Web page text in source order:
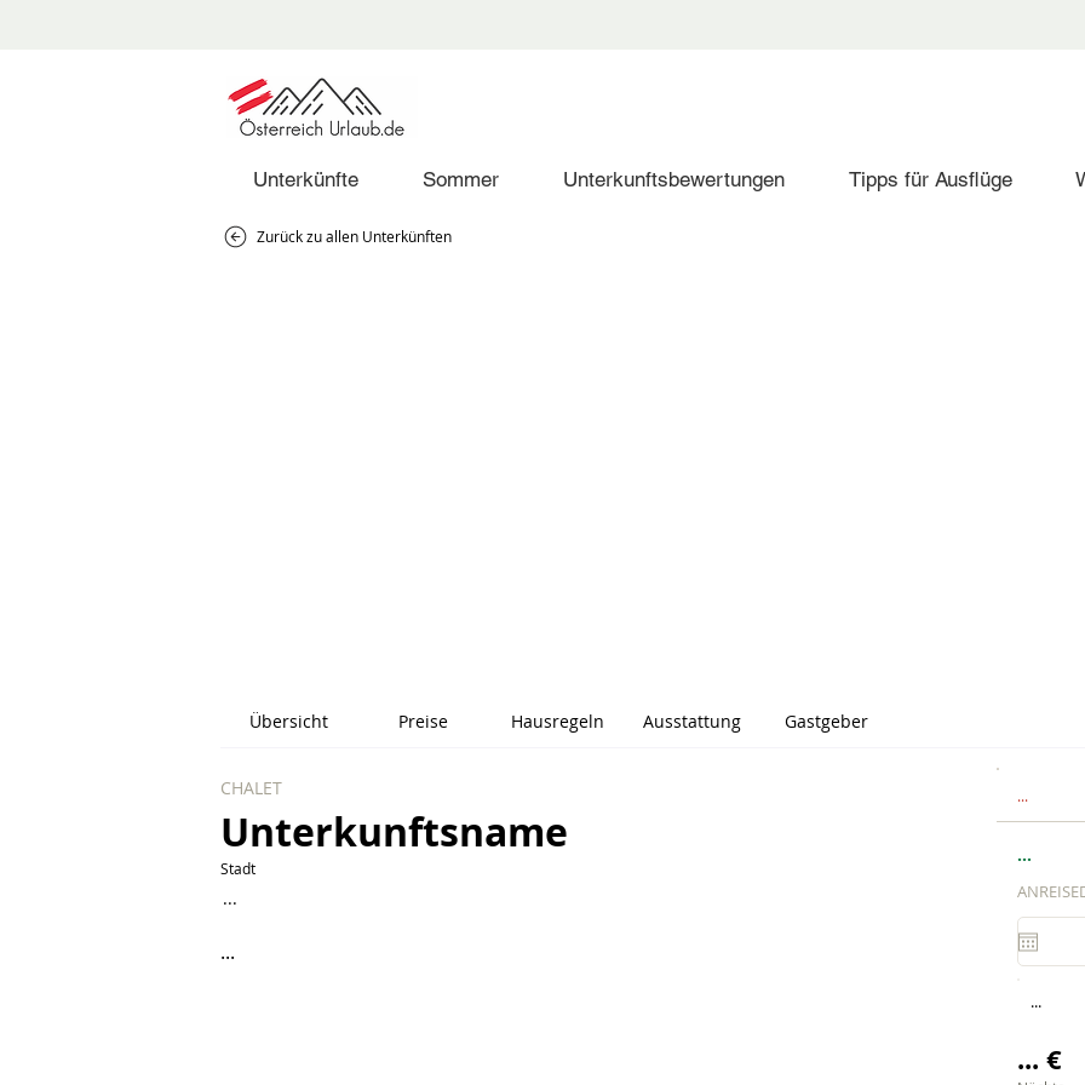
Unterkünfte Sommer Unterkunftsbewertungen Tipps für Ausflüge
Zurück zu allen Unterkünften
Übersicht Preise Hausregeln Ausstattung Gastgeber
CHALET
Unterkunftsname
Stadt
...
...
...
...
...
... €